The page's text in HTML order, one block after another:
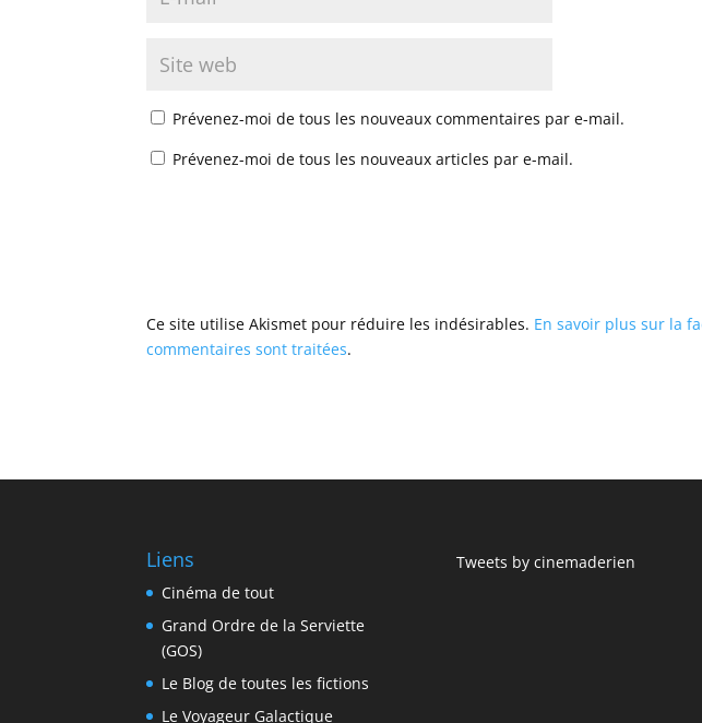
Prévenez-moi de tous les nouveaux commentaires par e-mail.
Prévenez-moi de tous les nouveaux articles par e-mail.
Ce site utilise Akismet pour réduire les indésirables. En savoir plus sur la
commentaires sont traitées.
Liens
Cinéma de tout
Grand Ordre de la Serviette
(GOS)
Le Blog de toutes les fictions
Le Voyageur Galactique
Tweets by cinemaderien